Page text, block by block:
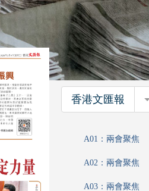
香港文匯報
A01：兩會聚焦
A02：兩會聚焦
A03：兩會聚焦